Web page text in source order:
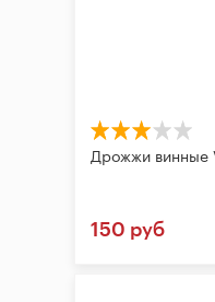
Дрожжи винные
150 руб